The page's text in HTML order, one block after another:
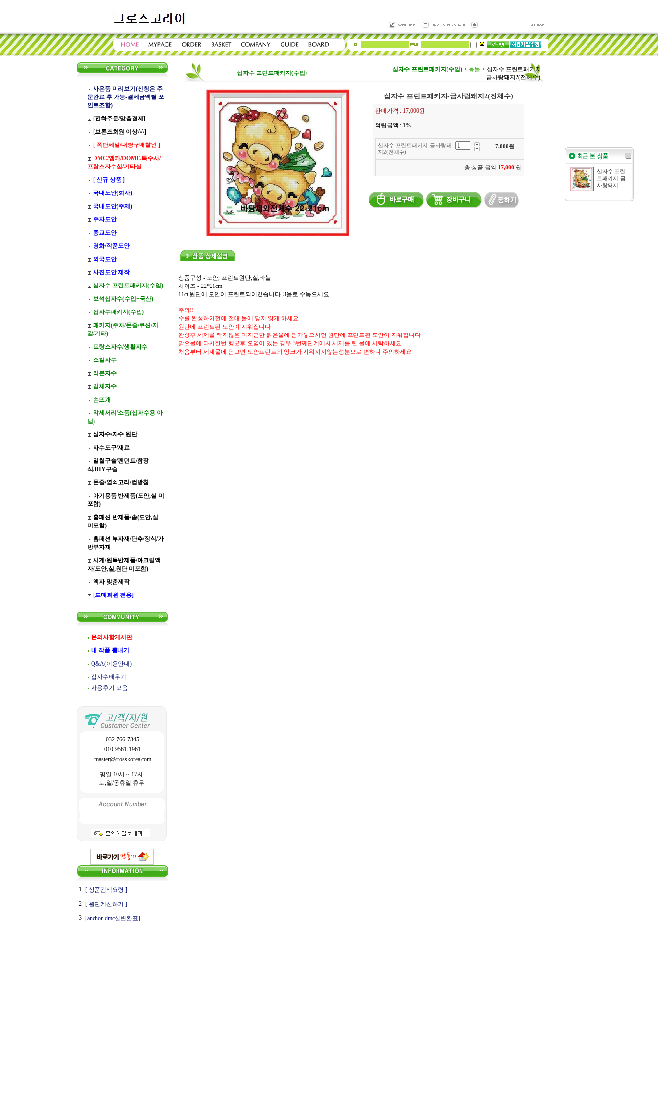
사은품 미리보기(신청은 주
문완료 후 가능-결제금액별 포
인트조합)
[전화주문/맞춤결제]
[브론즈회원 이상^^]
[ 폭탄세일/대량구매할인 ]
DMC/앵카/DOME/특수사/
프랑스자수실/기타실
[ 신규 상품 ]
국내도안(회사)
국내도안(주제)
주차도안
종교도안
명화/작품도안
외국도안
사진도안 제작
십자수 프린트패키지(수입)
보석십자수(수입+국산)
십자수패키지(수입)
패키지(주차/폰줄/쿠션/지
갑/기타)
프랑스자수/생활자수
스킬자수
리본자수
입체자수
손뜨개
악세서리/소품(십자수용 아
님)
십자수/자수 원단
자수도구/재료
밀힐구슬/펜던트/참장
식/DIY구슬
폰줄/열쇠고리/컵받침
아기용품 반제품(도안,실 미
포함)
홈패션 반제품/솜(도안,실
미포함)
홈패션 부자재/단추/장식/가
방부자재
시계/원목반제품/아크릴액
자(도안,실,원단 미포함)
액자 맞춤제작
[도매회원 전용]
문의사항게시판
내 작품 뽐내기
Q&A(이용안내)
십자수배우기
사용후기 모음
032-766-7345
010-9561-1961
master@crosskorea.com
평일 10시 ~ 17시
토,일/공휴일 휴무
1
[ 상품검색요령 ]
2
[ 원단계산하기 ]
3
[anchor-dmc실변환표]
십자수 프린트패키지(수입)
십자수 프린트패키지(수입) > 동물 > 십자수 프린트패키지-
금사랑돼지2(전체수)
십자수 프린트패키지-금사랑돼지2(전체수)
판매가격 : 17,000원
적립금액 : 1%
십자수 프린트패키지-금사랑돼
지2(전체수)
17,000원
총 상품 금액 17,000 원
상품구성 - 도안, 프린트원단,실,바늘
사이즈 - 22*21cm
11ct 원단에 도안이 프린트되어있습니다. 3올로 수놓으세요
주의!!
수를 완성하기전에 절대 물에 닿지 않게 하세요
원단에 프린트된 도안이 지워집니다
완성후 세제를 타지않은 미지근한 맑은물에 담가놓으시면 원단에 프린트된 도안이 지워집니다
맑으물에 다시한번 헹군후 오염이 있는 경우 3번째단계에서 세제를 탄 물에 세탁하세요
처음부터 세제물에 담그면 도안프린트의 잉크가 지워지지않는성분으로 변하니 주의하세요
십자수 프린
트패키지-금
사랑돼지..